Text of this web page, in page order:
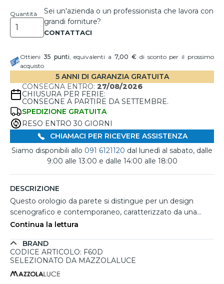
Quantità
Sei un'azienda o un professionista che lavora con
grandi forniture?
Ottieni 35 punti, equivalenti a7,00 €di sconto per il prossimo
acquisto
5 ANNI DI GARANZIA GRATUITA
CONSEGNA ENTRO: 27/08/2026
CHIUSURA PER FERIE:
CONSEGNE A PARTIRE DA SETTEMBRE.
SPEDIZIONE GRATUITA
RESO ENTRO 30 GIORNI
CHIAMACI PER RICEVERE ASSISTENZA
Siamo disponibili allo 091 6121120 dal lunedì al sabato, dalle
9:00 alle 13:00 e dalle 14:00 alle 18:00
DESCRIZIONE
Questo orologio da parete si distingue per un design
scenografico e contemporaneo, caratterizzato da una
struttura asimmetrica che unisce eleganza e originalità. Il
un raffinato contrasto con i toni grigi della base in legno
laccato, mentre i dettagli in foglia argento aggiungono
finitura specchio argento donano profondità e pregio. Le
Continua la lettura
BRAND
CODICE ARTICOLO: F60D
SELEZIONATO DA MAZZOLALUCE